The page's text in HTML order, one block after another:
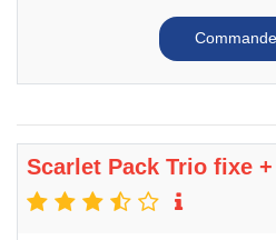
Scarlet Pack Trio fixe